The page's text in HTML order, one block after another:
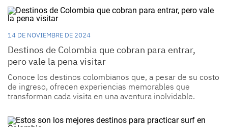
14 DE NOVIEMBRE DE 2024
Destinos de Colombia que cobran para entrar,
pero vale la pena visitar
Conoce los destinos colombianos que, a pesar de su costo
de ingreso, ofrecen experiencias memorables que
transforman cada visita en una aventura inolvidable.